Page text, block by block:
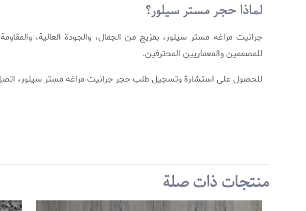
لماذا حجر مستر سيلور؟
جرانيت مراغه مستر سيلور، بمزيج من الجمال، والجودة العالية،
للمصممين والمعماريين المحترفين.
للحصول على استشارة وتسجيل طلب حجر جرانيت مراغه مستر سيلور، اتصل
لن يتم نشر عنوان بريدك
منتجات ذات صلة